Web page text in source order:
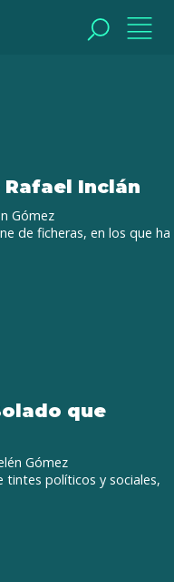
2017
Inclán
Gómez
de ficheras, en los que ha
que
Gómez
tintes políticos y sociales,